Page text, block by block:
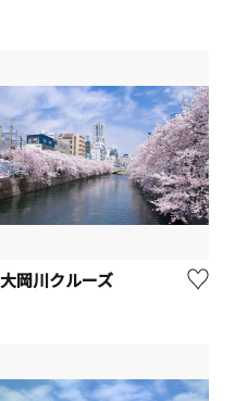
大岡川クルーズ